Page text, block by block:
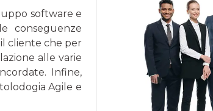
software e
conseguenze
cliente che per
alle varie
Infine,
Agile e